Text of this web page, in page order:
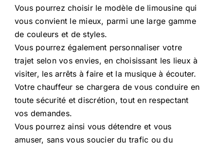
Vous pourrez choisir le modèle de limousine qui
vous convient le mieux, parmi une large gamme
de couleurs et de styles.
Vous pourrez également personnaliser votre
trajet selon vos envies, en choisissant les lieux à
visiter, les arrêts à faire et la musique à écouter.
Votre chauffeur se chargera de vous conduire en
toute sécurité et discrétion, tout en respectant
vos demandes.
Vous pourrez ainsi vous détendre et vous
amuser, sans vous soucier du trafic ou du